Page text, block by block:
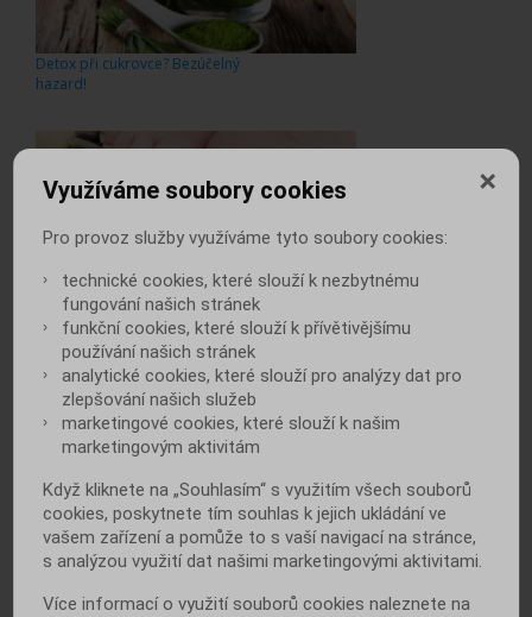
Detox při cukrovce? Bezúčelný
hazard!
Diabetes a riziko infekcí – máte se
čeho bát?
Diabetes ovlivňuje náladu. Víte, jak
moc?
Využíváme soubory cookies
Pro provoz služby využíváme tyto soubory cookies:
technické cookies, které slouží k nezbytnému
fungování našich stránek
funkční cookies, které slouží k přívětivějšímu
používání našich stránek
analytické cookies, které slouží pro analýzy dat pro
zlepšování našich služeb
marketingové cookies, které slouží k našim
marketingovým aktivitám
Když kliknete na „Souhlasím“ s využitím všech souborů
cookies, poskytnete tím souhlas k jejich ukládání ve
vašem zařízení a pomůže to s vaší navigací na stránce,
s analýzou využití dat našimi marketingovými aktivitami.
Více informací o využití souborů cookies naleznete na